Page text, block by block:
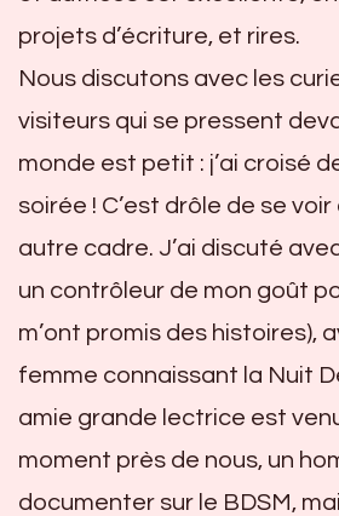
projets d’écriture, et rires.
Nous discutons avec les
visiteurs qui se pressent
monde est petit : j’ai croisé
soirée ! C’est drôle de se
autre cadre. J’ai discuté
un contrôleur de mon goût
m’ont promis des histoires),
femme connaissant la Nuit
amie grande lectrice est
moment près de nous, un
documenter sur le BDSM,